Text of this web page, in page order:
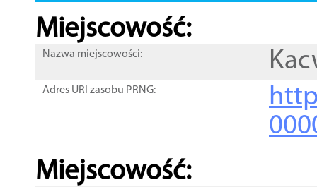
Miejscowość:
Nazwa miejscowości:
Adres URI zasobu PRNG:
Miejscowość: